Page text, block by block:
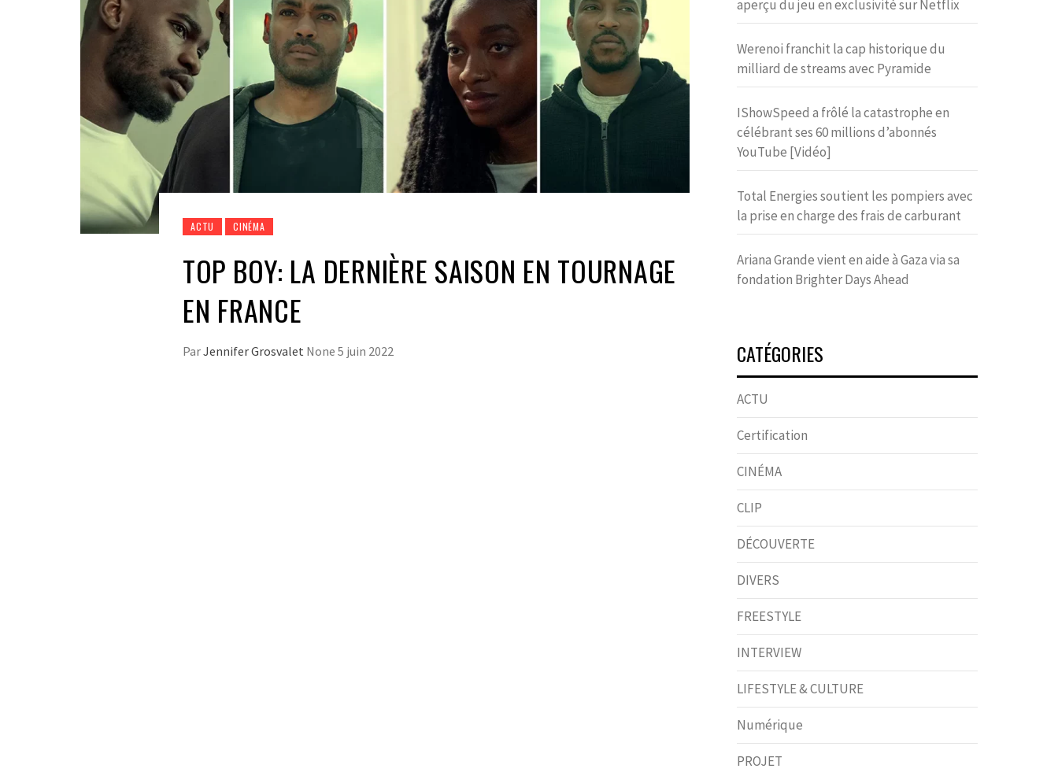
ACTU CINÉMA
TOP BOY: LA DERNIÈRE SAISON EN TOURNAGE
EN FRANCE
ParJennifer Grosvalet None 5 juin 2022
aperçu du jeu en exclusivité sur Netflix
Werenoi franchit la cap historique du
milliard de streams avec Pyramide
IShowSpeed a frôlé la catastrophe en
célébrant ses 60 millions d’abonnés
YouTube [Vidéo]
Total Energies soutient les pompiers avec
la prise en charge des frais de carburant
Ariana Grande vient en aide à Gaza via sa
fondation Brighter Days Ahead
CATÉGORIES
ACTU
Certification
CINÉMA
CLIP
DÉCOUVERTE
DIVERS
FREESTYLE
INTERVIEW
LIFESTYLE & CULTURE
Numérique
PROJET